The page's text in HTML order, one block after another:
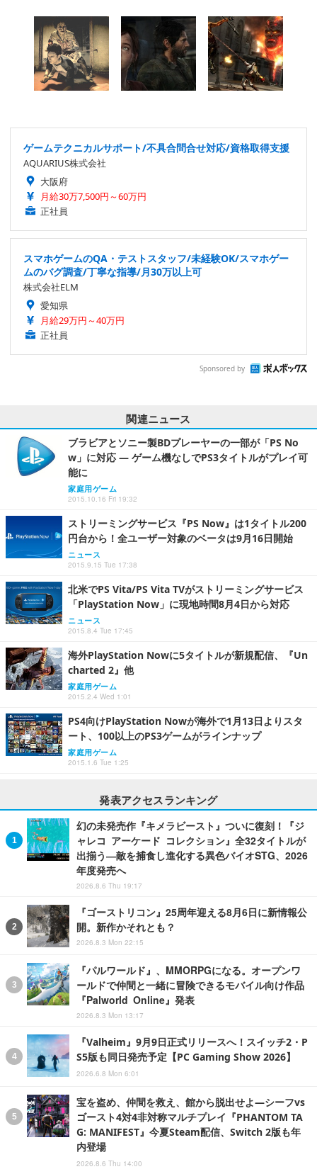
ゲームテクニカルサポート/不具合問合せ対応/資格取得支援
AQUARIUS株式会社
大阪府
月給30万7,500円～60万円
正社員
スマホゲームのQA・テストスタッフ/未経験OK/スマホゲー
ムのバグ調査/丁寧な指導/月30万以上可
株式会社ELM
愛知県
月給29万円～40万円
正社員
Sponsored by
関連ニュース
ブラビアとソニー製BDプレーヤーの一部が「PS No
w」に対応 ― ゲーム機なしでPS3タイトルがプレイ可
能に
家庭用ゲーム
2015.10.16 Fri 19:32
ストリーミングサービス『PS Now』は1タイトル200
円台から！全ユーザー対象のベータは9月16日開始
ニュース
2015.9.15 Tue 17:38
北米でPS Vita/PS Vita TVがストリーミングサービス
「PlayStation Now」に現地時間8月4日から対応
ニュース
2015.8.4 Tue 17:45
海外PlayStation Nowに5タイトルが新規配信、『Un
charted 2』他
家庭用ゲーム
2015.2.4 Wed 1:01
PS4向けPlayStation Nowが海外で1月13日よりスタ
ート、100以上のPS3ゲームがラインナップ
家庭用ゲーム
2015.1.6 Tue 1:25
発表アクセスランキング
幻の未発売作『キメラビースト』ついに復刻！『ジ
ャレコ アーケード コレクション』全32タイトルが
出揃う―敵を捕食し進化する異色バイオSTG、2026
年度発売へ
2026.8.6 Thu 19:17
『ゴーストリコン』25周年迎える8月6日に新情報公
開。新作かそれとも？
2026.8.3 Mon 22:15
『パルワールド』、MMORPGになる。オープンワ
ールドで仲間と一緒に冒険できるモバイル向け作品
『Palworld Online』発表
2026.8.3 Mon 13:17
『Valheim』9月9日正式リリースへ！スイッチ2・P
S5版も同日発売予定【PC Gaming Show 2026】
2026.6.8 Mon 6:01
宝を盗め、仲間を救え、館から脱出せよ―シーフvs
ゴースト4対4非対称マルチプレイ『PHANTOM TA
G: MANIFEST』今夏Steam配信、Switch 2版も年
内登場
2026.8.6 Thu 14:00